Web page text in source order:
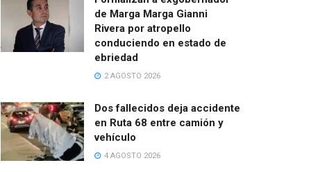
de Marga Marga Gianni
Rivera por atropello
conduciendo en estado de
ebriedad
2 AGOSTO 2026
Dos fallecidos deja accidente
en Ruta 68 entre camión y
vehículo
4 AGOSTO 2026